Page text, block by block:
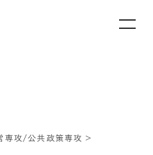
専攻/公共政策専攻